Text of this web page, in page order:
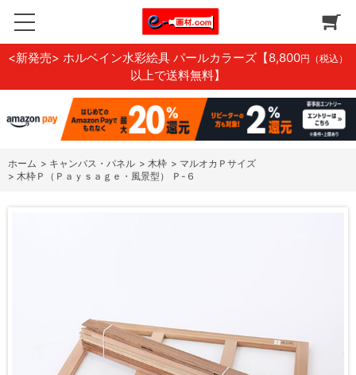
<新発売> ホルベイン水彩絵具 パールカラーズ 【8,800円（税込）
以上で送料無料】
ホーム > キャンバス・パネル > 木枠 > マルオカＰサイズ
> 木枠Ｐ（Ｐａｙｓａｇｅ・風景型） Ｐ-６